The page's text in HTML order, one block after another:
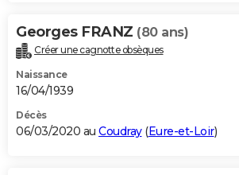
Georges FRANZ (80 ans)
Créer une cagnotte obsèques
Naissance
16/04/1939
Décès
06/03/2020 au Coudray(Eure-et-Loir)